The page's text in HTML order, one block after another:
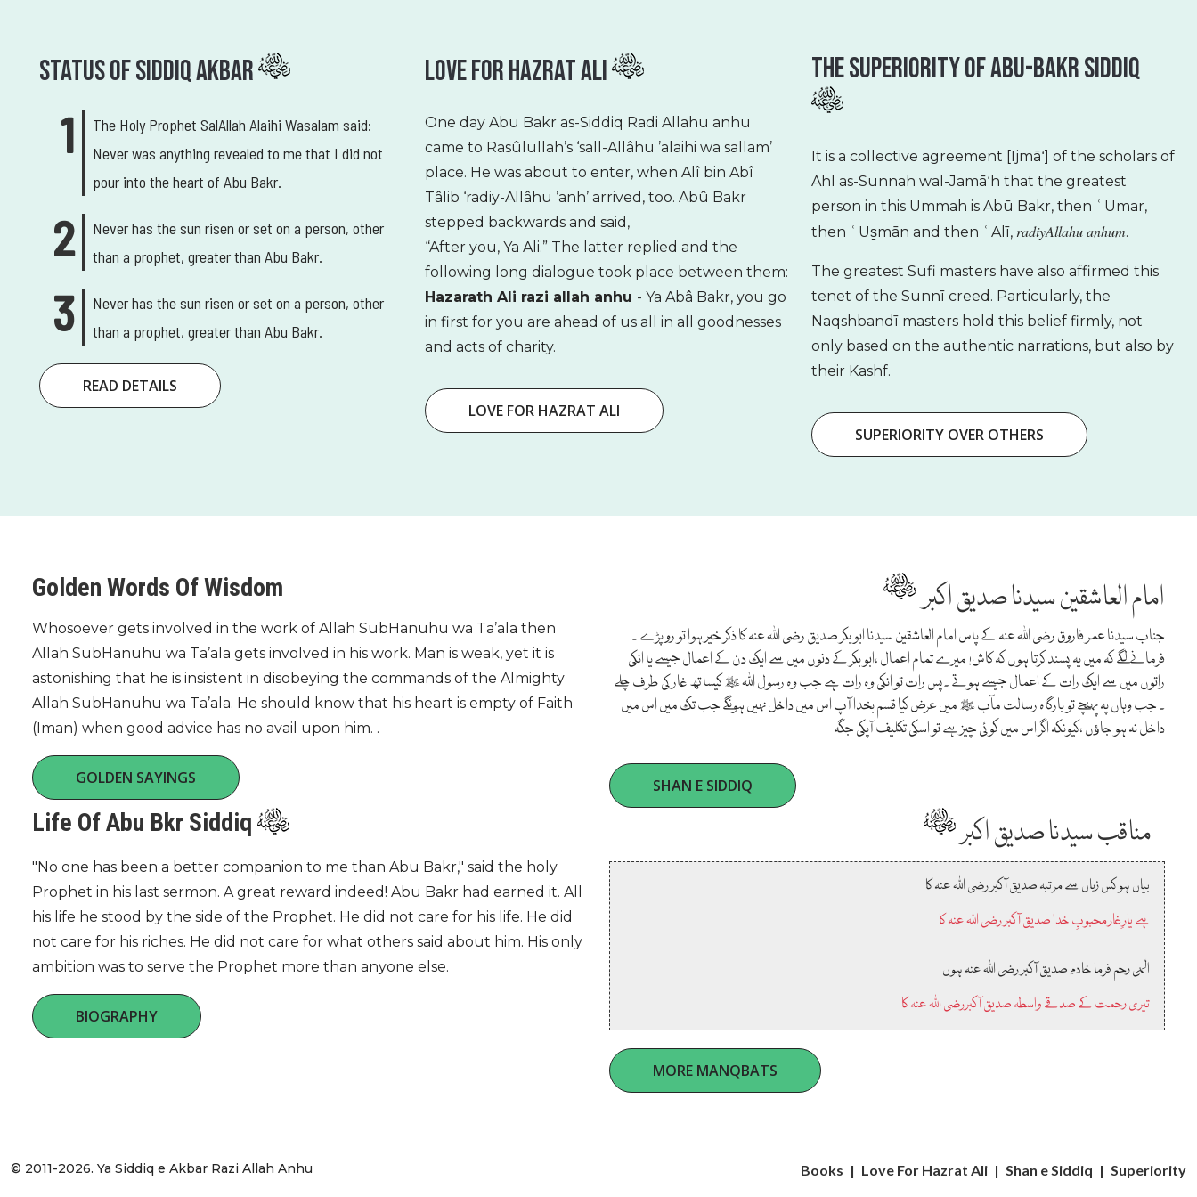
Status Of Siddiq Akbar
The Holy Prophet SalAllah Alaihi Wasalam said:
Never was anything revealed to me that I did not
pour into the heart of Abu Bakr.
Never has the sun risen or set on a person, other
than a prophet, greater than Abu Bakr.
Never has the sun risen or set on a person, other
than a prophet, greater than Abu Bakr.
READ DETAILS
Love For Hazrat Ali
One day Abu Bakr as-Siddiq Radi Allahu anhu
came to Rasûlullah’s ‘sall-Allâhu ’alaihi wa sallam’
place. He was about to enter, when Alî bin Abî
Tâlib ‘radiy-Allâhu ’anh’ arrived, too. Abû Bakr
stepped backwards and said,
“After you, Ya Ali.” The latter replied and the
following long dialogue took place between them:
Hazarath Ali razi allah anhu - Ya Abâ Bakr, you go
in first for you are ahead of us all in all goodnesses
and acts of charity.
LOVE FOR HAZRAT ALI
The Superiority Of Abu-Bakr Siddiq
It is a collective agreement [Ijmāʻ] of the scholars of
Ahl as-Sunnah wal-Jamāʻh that the greatest
person in this Ummah is Abū Bakr, then ʿUmar,
then ʿUs̱mān and then ʿAlī, radiyAllahu anhum.
The greatest Sufi masters have also affirmed this
tenet of the Sunnī creed. Particularly, the
Naqshbandī masters hold this belief firmly, not
only based on the authentic narrations, but also by
their Kashf.
SUPERIORITY OVER OTHERS
Golden Words Of Wisdom
Whosoever gets involved in the work of Allah SubHanuhu wa Ta’ala then
Allah SubHanuhu wa Ta’ala gets involved in his work. Man is weak, yet it is
astonishing that he is insistent in disobeying the commands of the Almighty
Allah SubHanuhu wa Ta’ala. He should know that his heart is empty of Faith
(Iman) when good advice has no avail upon him. .
GOLDEN SAYINGS
امام العاشقین سیدنا صدیق اکبر
جناب سیدنا عمر فاروق رضی اللہ عنہ کے پاس امام العاشقین سیدنا ابو بکر صدیق رضی اللہ عنہ کا ذکر خیر ہوا تو رو پڑے ۔
فرمانے لگے کہ میں یہ پسند کرتا ہوں کہ کاش! میرے تمام اعمال ،ابو بکر کے دنوں میں سے ایک دن کے اعمال جیسے یا انکی
راتوں میں سے ایک رات کے اعمال جیسے ہوتے ۔پس رات تو انکی وہ رات ہے جب وہ رسول اللہ ﷺ کیساتھ غار کی طرف چلے
۔ جب وہاں پہ پہنچے تو بارگاہ رسالت مآب ﷺ میں عرض کیا قسم بخدا آپ اس میں داخل نہیں ہونگے جب تک میں اس میں
داخل نہ ہو جاﺅں ،کیونکہ اگر اس میں کوئی چیز ہے تو اسکی تکلیف آپکی جگہ
SHAN E SIDDIQ
Life Of Abu Bkr Siddiq
"No one has been a better companion to me than Abu Bakr," said the holy
Prophet in his last sermon. A great reward indeed! Abu Bakr had earned it. All
his life he stood by the side of the Prophet. He did not care for his life. He did
not care for his riches. He did not care for what others said about him. His only
ambition was to serve the Prophet more than anyone else.
BIOGRAPHY
مناقب سیدنا صدیق اکبر
بیاں ہو کس زباں سے مرتبہ صدیق آکبر رضی اللہ عنہ کا
ہے یارِ غار محبوبِ خدا صدیق آکبر رضی اللہ عنہ کا
الہی رحم فرما خادمِ صدیق آکبر رضی اللہ عنہ ہوں
تیری رحمت کے صدقے واسطہ صدیق آکبررضی اللہ عنہ کا
MORE MANQBATS
© 2011-2026. Ya Siddiq e Akbar Razi Allah Anhu Books | Love For Hazrat Ali | Shan e Siddiq | Superiority